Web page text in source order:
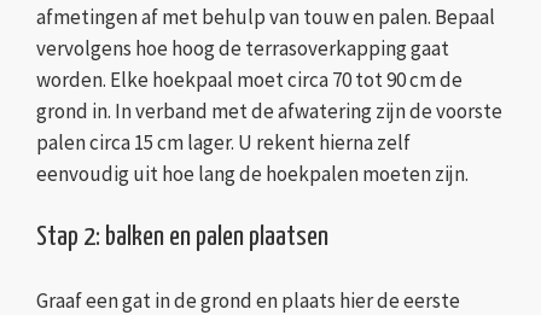
afmetingen af met behulp van touw en palen. Bepaal
vervolgens hoe hoog de terrasoverkapping gaat
worden. Elke hoekpaal moet circa 70 tot 90 cm de
grond in. In verband met de afwatering zijn de voorste
palen circa 15 cm lager. U rekent hierna zelf
eenvoudig uit hoe lang de hoekpalen moeten zijn.
Stap 2: balken en palen plaatsen
Graaf een gat in de grond en plaats hier de eerste